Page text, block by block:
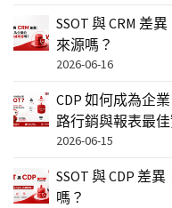
SSOT 與 CRM 差
來源嗎？
2026-06-16
CDP 如何成為企
路行銷與報表最
2026-06-15
SSOT 與 CDP 差
嗎？